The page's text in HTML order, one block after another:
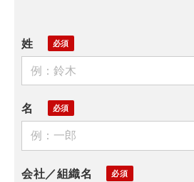
姓
名
会社／組織名